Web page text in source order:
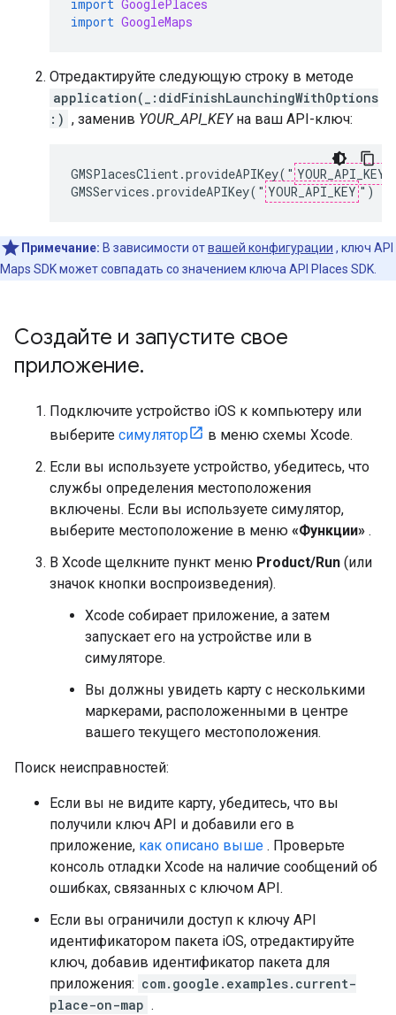
import GooglePlaces
import GoogleMaps
Отредактируйте следующую строку в методе
application(_:didFinishLaunchingWithOptions
:) , заменив YOUR_API_KEYна ваш API-ключ:
GMSPlacesClient.provideAPIKey(" YOUR_API_KEY
GMSServices.provideAPIKey(" YOUR_API_KEY ")
Примечание: В зависимости отвашей конфигурации , ключ API
Maps SDK может совпадать со значением ключа API Places SDK.
Создайте и запустите свое
приложение.
Подключите устройство iOS к компьютеру или
выберите симулятор
в меню схемы Xcode.
Если вы используете устройство, убедитесь, что
службы определения местоположения
включены. Если вы используете симулятор,
выберите местоположение в меню «Функции» .
В Xcode щелкните пункт меню Product/Run (или
значок кнопки воспроизведения).
Xcode собирает приложение, а затем
запускает его на устройстве или в
симуляторе.
Вы должны увидеть карту с несколькими
маркерами, расположенными в центре
вашего текущего местоположения.
Поиск неисправностей:
Если вы не видите карту, убедитесь, что вы
получили ключ API и добавили его в
приложение, как описано выше . Проверьте
консоль отладки Xcode на наличие сообщений об
ошибках, связанных с ключом API.
Если вы ограничили доступ к ключу API
идентификатором пакета iOS, отредактируйте
ключ, добавив идентификатор пакета для
приложения: com.google.examples.current-
place-on-map .